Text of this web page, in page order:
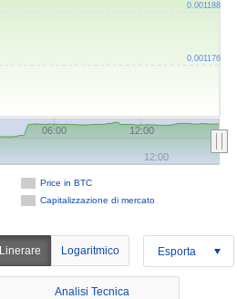
06:00 12:00
Price in BTC
Capitalizzazione di mercato
12:00
0.001176
0.001188
Linerare Logaritmico Esporta
Analisi Tecnica